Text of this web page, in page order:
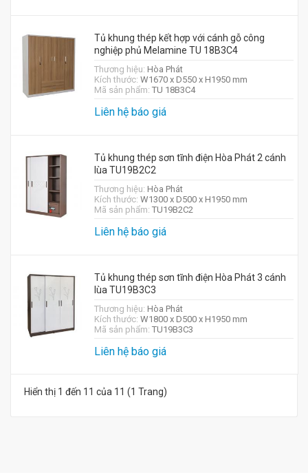
Tủ khung thép kết hợp với cánh gỗ công
nghiệp phủ Melamine TU 18B3C4
Thương hiệu: Hòa Phát
Kích thước: W1670 x D550 x H1950 mm
Mã sản phẩm: TU 18B3C4
Liên hệ báo giá
Tủ khung thép sơn tĩnh điện Hòa Phát 2 cánh
lùa TU19B2C2
Thương hiệu: Hòa Phát
Kích thước: W1300 x D500 x H1950 mm
Mã sản phẩm: TU19B2C2
Liên hệ báo giá
Tủ khung thép sơn tĩnh điện Hòa Phát 3 cánh
lùa TU19B3C3
Thương hiệu: Hòa Phát
Kích thước: W1800 x D500 x H1950 mm
Mã sản phẩm: TU19B3C3
Liên hệ báo giá
Hiển thị 1 đến 11 của 11 (1 Trang)